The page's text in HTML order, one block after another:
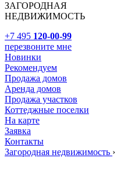
ЗАГОРОДНАЯ
НЕДВИЖИМОСТЬ
+7 495 120-00-99
перезвоните мне
Новинки
Рекомендуем
Продажа домов
Аренда домов
Продажа участков
Коттеджные поселки
На карте
Заявка
Контакты
Загородная недвижимость ›